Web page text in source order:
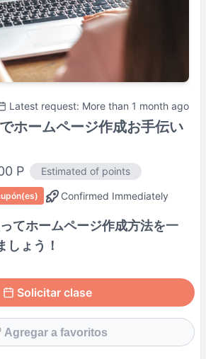
Latest request: More than 1 month ago
ホームページ作成お手伝い
P Estimated of points
Confirmed Immediately
てホームページ作成方法を一
しょう！
Solicitar clase
Agregar a favoritos
del(de la) tutor/a
Guaranteed Lesson
Details Here→